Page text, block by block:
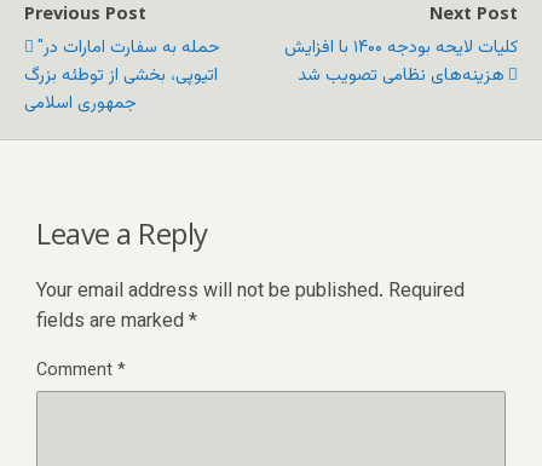
Previous Post
"حمله به سفارت امارات در
اتیوپی، بخشی از توطئه بزرگ
جمهوری اسلامی
Next Post
کلیات لایحه بودجه ۱۴۰۰ با افزایش
هزینه‌های نظامی تصویب شد
Leave a Reply
Your email address will not be published. Required
fields are marked *
Comment*